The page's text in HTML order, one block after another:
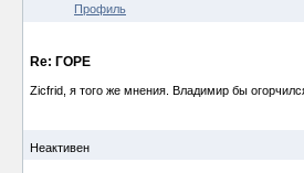
Профиль
Re: ГОРЕ
Zicfrid, я того же мнения. Владимир бы
Неактивен